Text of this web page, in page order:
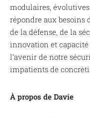
modulaires,
répondre aux besoins
de la défense, de la
innovation et
l’avenir de notre
impatients de
À propos de Davie